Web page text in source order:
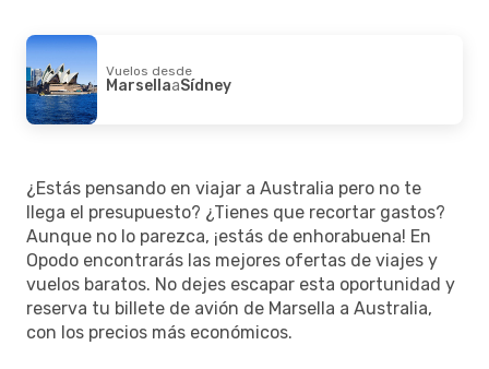
Vuelos desde
MarsellaaSídney
¿Estás pensando en viajar a Australia pero no te
llega el presupuesto? ¿Tienes que recortar gastos?
Aunque no lo parezca, ¡estás de enhorabuena! En
Opodo encontrarás las mejores ofertas de viajes y
vuelos baratos. No dejes escapar esta oportunidad y
reserva tu billete de avión de Marsella a Australia,
con los precios más económicos.